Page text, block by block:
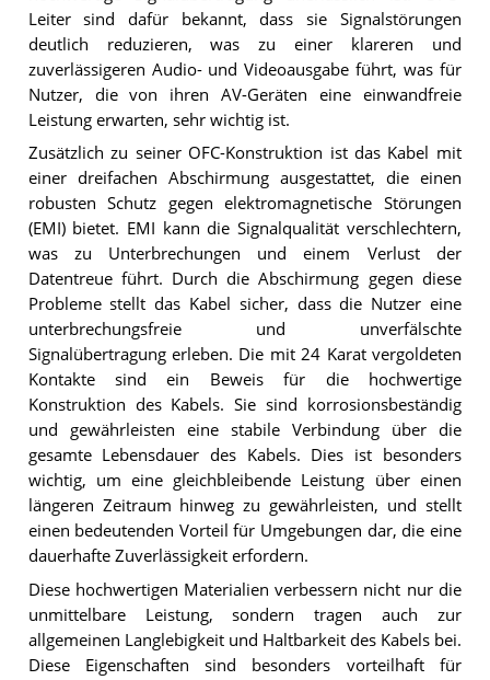
Leiter sind dafür bekannt, dass sie Signalstörungen
deutlich reduzieren, was zu einer klareren und
zuverlässigeren Audio- und Videoausgabe führt, was für
Nutzer, die von ihren AV-Geräten eine einwandfreie
Leistung erwarten, sehr wichtig ist.
Zusätzlich zu seiner OFC-Konstruktion ist das Kabel mit
einer dreifachen Abschirmung ausgestattet, die einen
robusten Schutz gegen elektromagnetische Störungen
(EMI) bietet. EMI kann die Signalqualität verschlechtern,
was zu Unterbrechungen und einem Verlust der
Datentreue führt. Durch die Abschirmung gegen diese
Probleme stellt das Kabel sicher, dass die Nutzer eine
unterbrechungsfreie und unverfälschte
Signalübertragung erleben. Die mit 24 Karat vergoldeten
Kontakte sind ein Beweis für die hochwertige
Konstruktion des Kabels. Sie sind korrosionsbeständig
und gewährleisten eine stabile Verbindung über die
gesamte Lebensdauer des Kabels. Dies ist besonders
wichtig, um eine gleichbleibende Leistung über einen
längeren Zeitraum hinweg zu gewährleisten, und stellt
einen bedeutenden Vorteil für Umgebungen dar, die eine
dauerhafte Zuverlässigkeit erfordern.
Diese hochwertigen Materialien verbessern nicht nur die
unmittelbare Leistung, sondern tragen auch zur
allgemeinen Langlebigkeit und Haltbarkeit des Kabels bei.
Diese Eigenschaften sind besonders vorteilhaft für